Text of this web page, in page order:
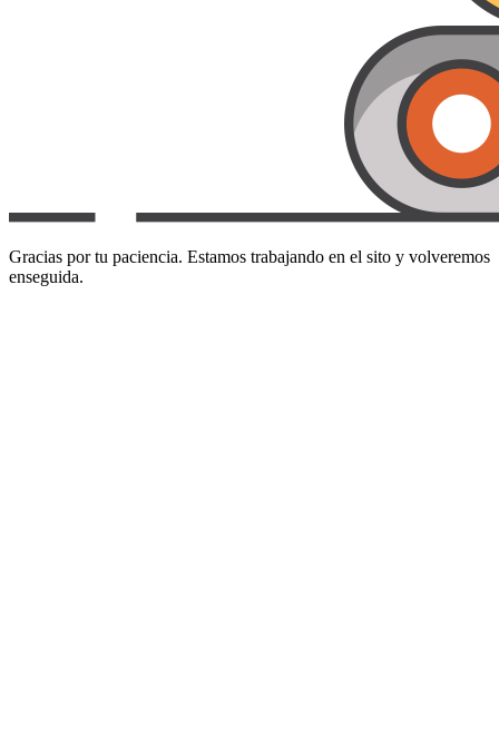
Gracias por tu paciencia. Estamos trabajando en el sito y volveremos
enseguida.